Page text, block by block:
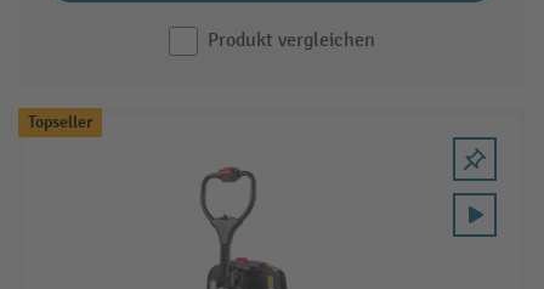
Produkt vergleichen
Topseller